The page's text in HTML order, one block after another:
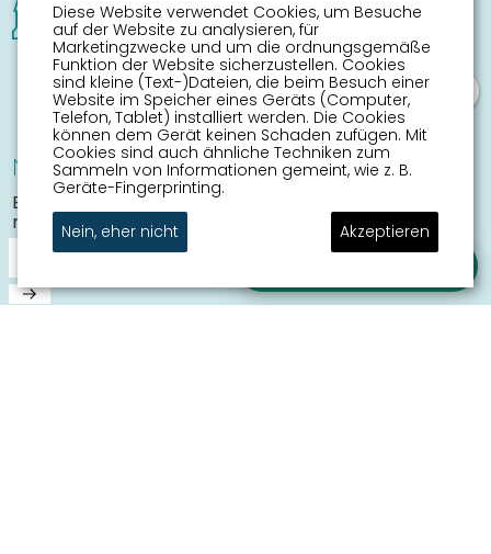
Unterwegs im wasserreichen Sneek
Newsletter
Bleiben Sie informiert über die
neuesten Aktivitäten
Diese Website verwendet Cookies, um Besuche
auf der Website zu analysieren, für
Marketingzwecke und um die ordnungsgemäße
Funktion der Website sicherzustellen. Cookies
sind kleine (Text-)Dateien, die beim Besuch einer
Website im Speicher eines Geräts (Computer,
Telefon, Tablet) installiert werden. Die Cookies
können dem Gerät keinen Schaden zufügen. Mit
Cookies sind auch ähnliche Techniken zum
Sammeln von Informationen gemeint, wie z. B.
Geräte-Fingerprinting.
Nein, eher nicht
Akzeptieren